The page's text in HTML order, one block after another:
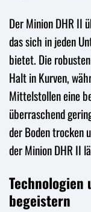
Der Minion DHR II
das sich in jeden
bietet. Die
Halt in Kurven,
Mittelstollen eine
überraschend
der Boden trocken
der Minion DHR II
Technologien
begeistern